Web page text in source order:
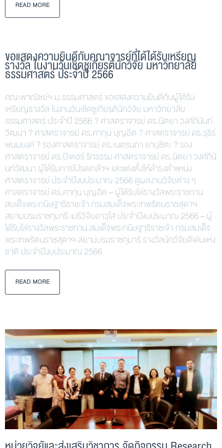
READ MORE
ขอแสดงความยินดีกับคณาจารย์ที่ได้ได้รับเหรียญ
รางวัล ในงานวันเชิดชูเกียรตินักวิจัย มหาวิทยาลัย
ธรรมศาสตร์ ประจำปี 2566
คณะพาณิชย์ฯ ม.ธรรมศาสตร์ ขอแสดงความยินดีกับผู้ได้รับ
เหรียญรางวัล ในงานวันเชิดชูเกียรตินักวิจัย มหาวิทยาลัย
ธรรมศาสตร์ ประจำปี 2566 ? ศาสตราจารย์ ดร.นิตยา วงศ์ภินันท์
วัฒนา ? ศาสตราจารย์ ดร.ศากุน บุญอิต ? ศาสตราจารย์ ดร.รุธิร์
พนมยงค์ ? รองศาสตราจารย์ ดร.เนตรนภา ยาบุชิตะ ? รอง
ศาสตราจารย์ ดร.ปิเตอร์ รักธรรม ศาสตราจารย์ ดร.นิตยา วงศ์ภินั
นท์วัฒนา ผู้ได้รับการโปรดเกล้าฯ และแต่งตั้งให้ดำรงตำแหน่ง
ศาสตราจารย์ ประจำปีงบประมาณ 2566 ดูผลงานวิจัยต่าง ๆ
ศาสตราจารย์ ดร.ศากุน บุญอิต – ผู้ได้รับโล่รางวัลพระราชทาน
สมเด็จพระกนิษฐาธิราชเจ้า กรมสมเด็จพระเทพรัตนราชสุดาฯ
สยามบรมราชกุมารี เมธีวิจัยอาวุโส ประจำปีงบประมาณ 2566 – ผู้
ได้รับโล่รางวัลพระราชทาน สมเด็จพระกนิษฐาธิราชเจ้า กรมสมเด็จ
พระเทพรัตนราชสุดาฯ สยามบรมราชกุมารี รางวัลนักวิจัยดีเด่นแห่ง
ชาติ ประจำปีงบประมาณ 2566
READ MORE